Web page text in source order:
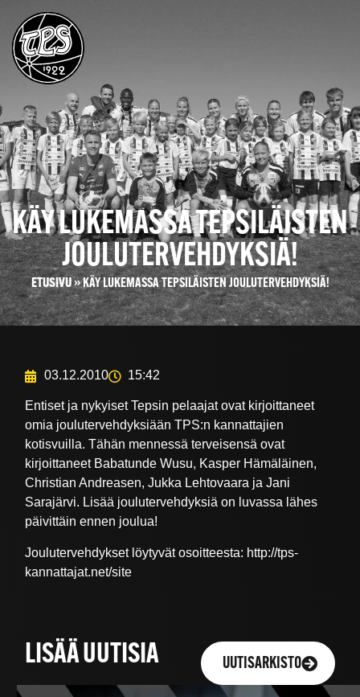
KÄY LUKEMASSA TEPSILÄISTEN
JOULUTERVEHDYKSIÄ!
ETUSIVU»KÄY LUKEMASSA TEPSILÄISTEN JOULUTERVEHDYKSIÄ!
03.12.2010 15:42
Entiset ja nykyiset Tepsin pelaajat ovat kirjoittaneet
omia joulutervehdyksiään TPS:n kannattajien
kotisvuilla. Tähän mennessä terveisensä ovat
kirjoittaneet Babatunde Wusu, Kasper Hämäläinen,
Christian Andreasen, Jukka Lehtovaara ja Jani
Sarajärvi. Lisää joulutervehdyksiä on luvassa lähes
päivittäin ennen joulua!
Joulutervehdykset löytyvät osoitteesta: http://tps-
kannattajat.net/site
LISÄÄ UUTISIA UUTISARKISTO